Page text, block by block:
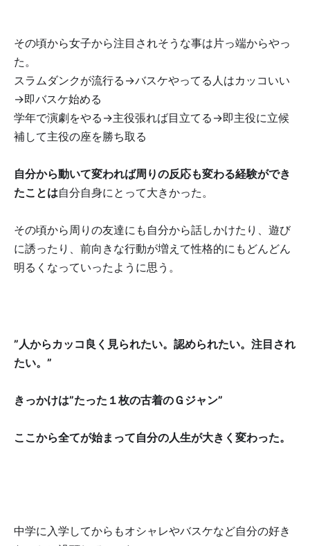
その頃から女子から注目されそうな事は片っ端からやっ
た。
スラムダンクが流行る→バスケやってる人はカッコいい
→即バスケ始める
学年で演劇をやる→主役張れば目立てる→即主役に立候
補して主役の座を勝ち取る
自分から動いて変われば周りの反応も変わる経験ができ
たことは自分自身にとって大きかった。
その頃から周りの友達にも自分から話しかけたり、遊び
に誘ったり、前向きな行動が増えて性格的にもどんどん
明るくなっていったように思う。
”人からカッコ良く見られたい。認められたい。注目され
たい。”
きっかけは”たった１枚の古着のＧジャン”
ここから全てが始まって自分の人生が大きく変わった。
中学に入学してからもオシャレやバスケなど自分の好き